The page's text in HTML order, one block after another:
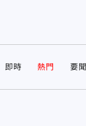
即時 熱門 要聞